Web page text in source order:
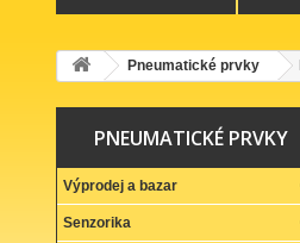
Pneumatické prvky
PNEUMATICKÉ PRVKY
Výprodej a bazar
Senzorika